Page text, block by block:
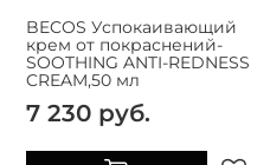
BECOS Успокаивающий
крем от покраснений-
SOOTHING ANTI-REDNESS
CREAM,50 мл
7 230 руб.